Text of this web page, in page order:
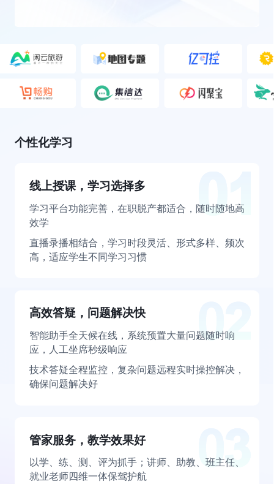
个性化学习
线上授课，学习选择多
学习平台功能完善，在职脱产都适合，随时随地高
效学
直播录播相结合，学习时段灵活、形式多样、频次
高，适应学生不同学习习惯
高效答疑，问题解决快
智能助手全天候在线，系统预置大量问题随时响
应，人工坐席秒级响应
技术答疑全程监控，复杂问题远程实时操控解决，
确保问题解决好
管家服务，教学效果好
以学、练、测、评为抓手；讲师、助教、班主任、
就业老师四维一体保驾护航